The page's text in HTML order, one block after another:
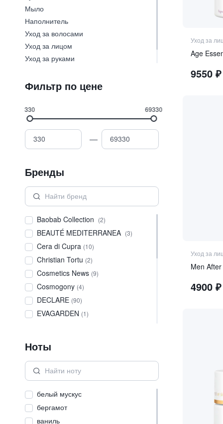
Уход за
Age
9550₽
Уход за
Men
4900₽
Мыло
Наполнитель
Уход за волосами
Уход за лицом
Уход за руками
Фильтр по цене
330 69330
—
Бренды
Baobab Collection (2)
BEAUTÉ MEDITERRANEA (3)
Cera di Cupra (10)
Christian Tortu (2)
Cosmetics News (9)
Cosmogony (4)
DECLARE (90)
EVAGARDEN (1)
iREJU
JUVENA
LA FLORENTINA (83)
LOTHANTIQUE
Mario Fissi 1937
MARVIS
Ноты
белый мускус
бергамот
ваниль